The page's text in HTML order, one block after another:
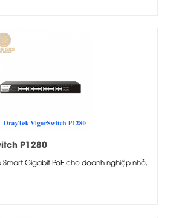
P1280
Gigabit PoE cho doanh nghiệp nhỏ,